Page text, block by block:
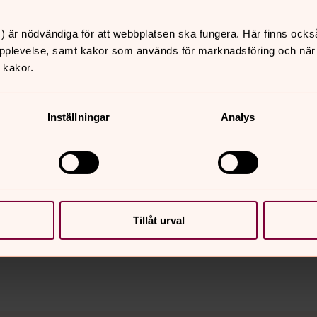
är nödvändiga för att webbplatsen ska fungera. Här finns
samt kakor som används för marknadsföring och
Inställningar Analys
Tillåt urval
er helt på varandra. Om ni
sjunga en sång eller läsa en dikt
en möjlighet att uttrycka sin
får vara i centrum för deras omsorg.